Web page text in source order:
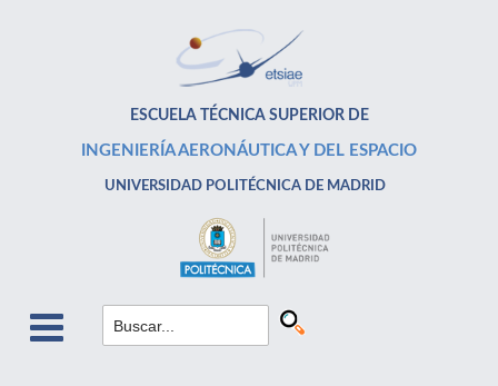
ESCUELA TÉCNICA SUPERIOR DE
INGENIERÍA AERONÁUTICA Y DEL ESPACIO
UNIVERSIDAD POLITÉCNICA DE MADRID